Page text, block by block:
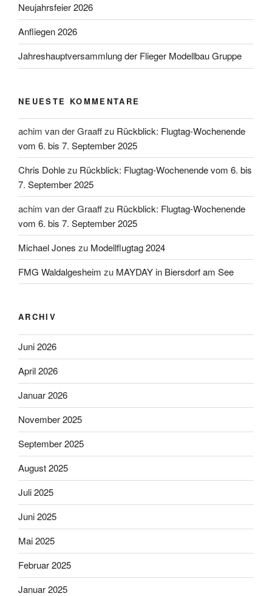
Neujahrsfeier 2026
Anfliegen 2026
Jahreshauptversammlung der Flieger Modellbau Gruppe
NEUESTE KOMMENTARE
achim van der Graaffzu Rückblick: Flugtag-Wochenende
vom 6. bis 7. September 2025
Chris Dohlezu Rückblick: Flugtag-Wochenende vom 6. bis
7. September 2025
achim van der Graaffzu Rückblick: Flugtag-Wochenende
vom 6. bis 7. September 2025
Michael Jones zu Modellflugtag 2024
FMG Waldalgesheim zu MAYDAY in Biersdorf am See
ARCHIV
Juni 2026
April 2026
Januar 2026
November 2025
September 2025
August 2025
Juli 2025
Juni 2025
Mai 2025
Februar 2025
Januar 2025